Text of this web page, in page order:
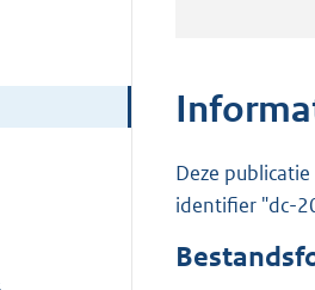
Deze
identifier "dc-